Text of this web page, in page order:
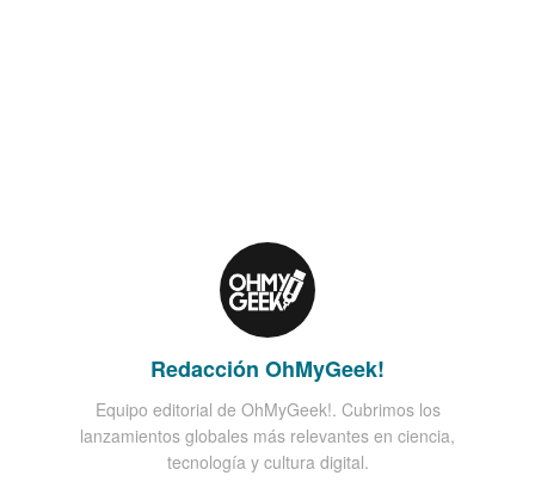
Redacción OhMyGeek!
Equipo editorial de OhMyGeek!. Cubrimos los
lanzamientos globales más relevantes en ciencia,
tecnología y cultura digital.